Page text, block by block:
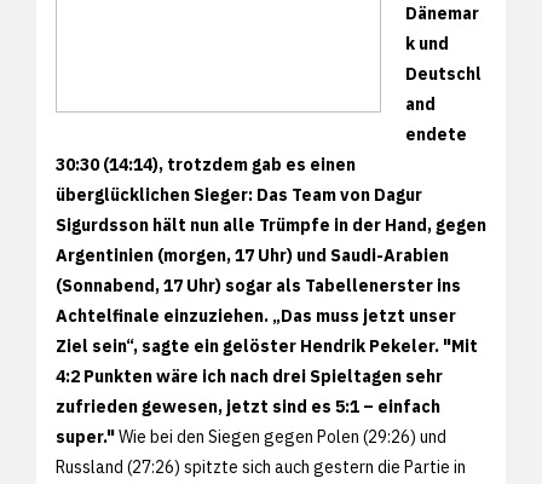
Dänemar
k und
Deutschl
and
endete
30:30 (14:14), trotzdem gab es einen
überglücklichen Sieger: Das Team von Dagur
Sigurdsson hält nun alle Trümpfe in der Hand, gegen
Argentinien (morgen, 17 Uhr) und Saudi-Arabien
(Sonnabend, 17 Uhr) sogar als Tabellenerster ins
Achtelfinale einzuziehen. „Das muss jetzt unser
Ziel sein“, sagte ein gelöster Hendrik Pekeler. "Mit
4:2 Punkten wäre ich nach drei Spieltagen sehr
zufrieden gewesen, jetzt sind es 5:1 – einfach
super."Wie bei den Siegen gegen Polen (29:26) und
Russland (27:26) spitzte sich auch gestern die Partie in